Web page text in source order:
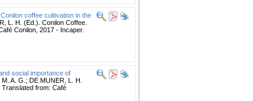
coffee cultivation in the
L. H. (Ed.). Conilon Coffee.
Conilon, 2017 - Incaper.
social importance of
A. G.; DE MUNER, L. H.
Translated from: Café